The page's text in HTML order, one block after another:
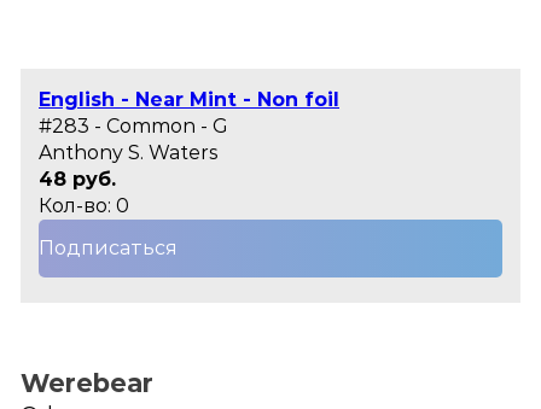
English - Near Mint - Non foil
#283 - Common - G
Anthony S. Waters
48 руб.
Кол-во: 0
Подписаться
Werebear